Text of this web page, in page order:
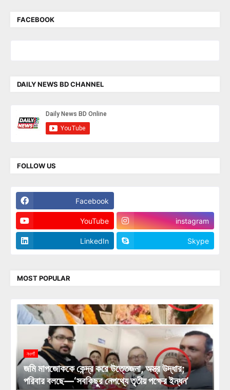
FACEBOOK
DAILY NEWS BD CHANNEL
FOLLOW US
Facebook
YouTube instagram
LinkedIn Skype
MOST POPULAR
নওগাঁ
জমি মাপজোককে কেন্দ্র করে উত্তেজনা, অস্ত্র উদ্ধার;
পরিবার বলছে—‘সবকিছুর নেপথ্যে তৃতীয় পক্ষের ইন্ধন’